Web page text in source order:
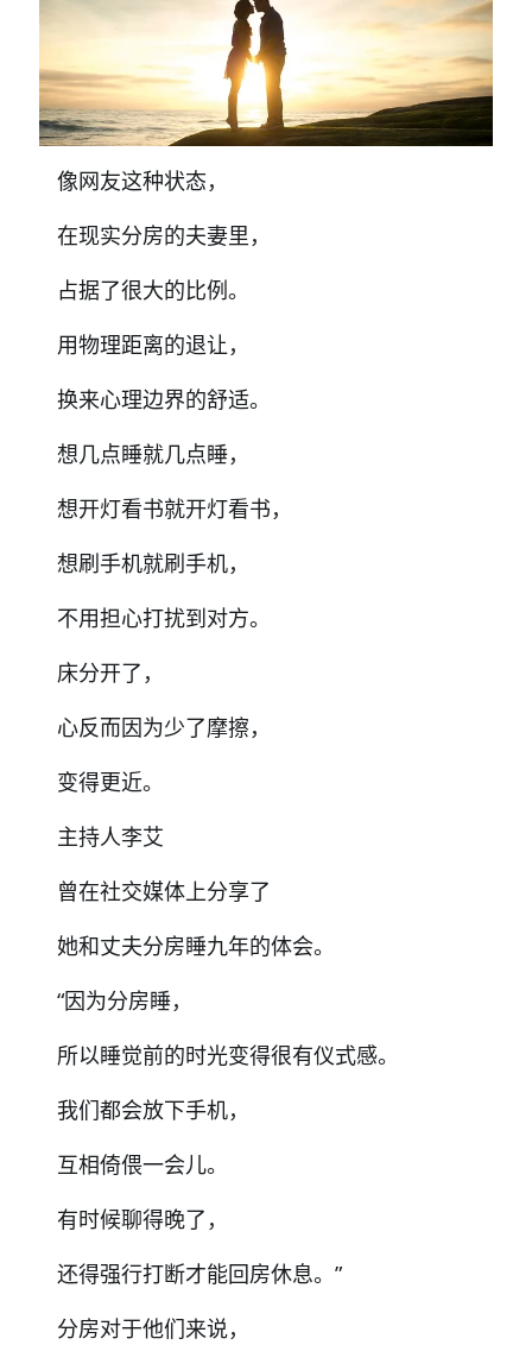
像网友这种状态，
在现实分房的夫妻里，
占据了很大的比例。
用物理距离的退让，
换来心理边界的舒适。
想几点睡就几点睡，
想开灯看书就开灯看书，
想刷手机就刷手机，
不用担心打扰到对方。
床分开了，
心反而因为少了摩擦，
变得更近。
主持人李艾
曾在社交媒体上分享了
她和丈夫分房睡九年的体会。
“因为分房睡，
所以睡觉前的时光变得很有仪式感。
我们都会放下手机，
互相倚偎一会儿。
有时候聊得晚了，
还得强行打断才能回房休息。”
分房对于他们来说，